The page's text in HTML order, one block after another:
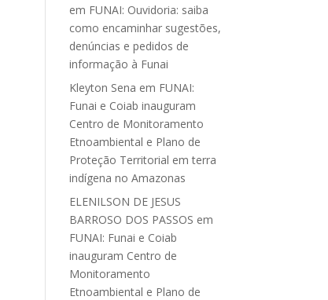
em FUNAI: Ouvidoria: saiba
como encaminhar sugestões,
denúncias e pedidos de
informação à Funai
Kleyton Sena em FUNAI:
Funai e Coiab inauguram
Centro de Monitoramento
Etnoambiental e Plano de
Proteção Territorial em terra
indígena no Amazonas
ELENILSON DE JESUS
BARROSO DOS PASSOS em
FUNAI: Funai e Coiab
inauguram Centro de
Monitoramento
Etnoambiental e Plano de